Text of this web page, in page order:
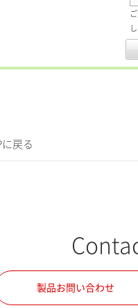
戻る
製品お問い合わせ